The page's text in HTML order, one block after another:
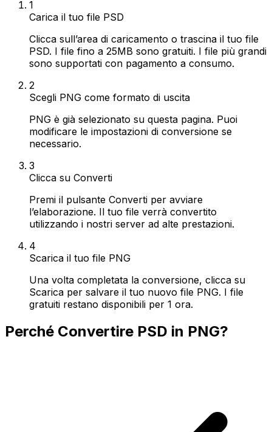
1
Carica il tuo file PSD
Clicca sull’area di caricamento o trascina il tuo file
PSD. I file fino a 25MB sono gratuiti. I file più grandi
sono supportati con pagamento a consumo.
2
Scegli PNG come formato di uscita
PNG è già selezionato su questa pagina. Puoi
modificare le impostazioni di conversione se
necessario.
3
Clicca su Converti
Premi il pulsante Converti per avviare
l’elaborazione. Il tuo file verrà convertito
utilizzando i nostri server ad alte prestazioni.
4
Scarica il tuo file PNG
Una volta completata la conversione, clicca su
Scarica per salvare il tuo nuovo file PNG. I file
gratuiti restano disponibili per 1 ora.
Perché Convertire PSD in PNG?